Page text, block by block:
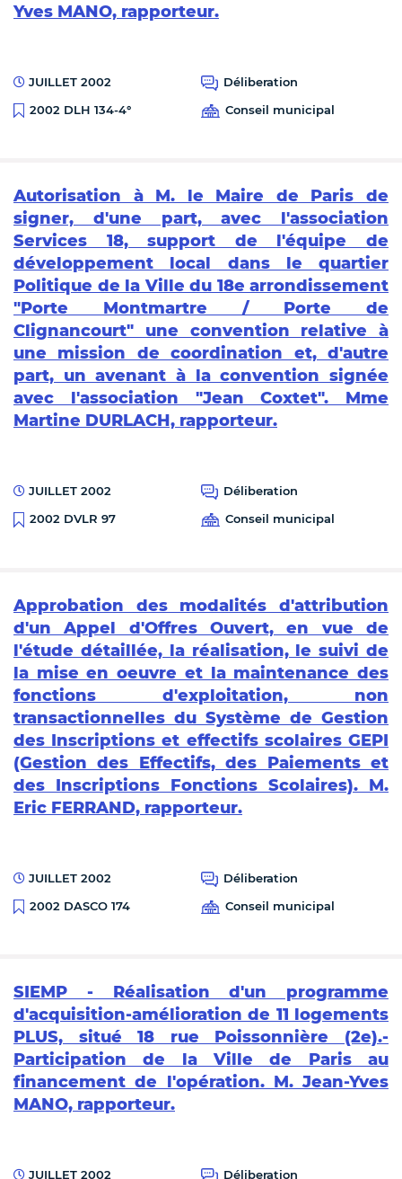
Yves MANO, rapporteur.
JUILLET 2002
Déliberation
2002 DLH 134-4°
Conseil municipal
Autorisation à M. le Maire de Paris de
signer, d'une part, avec l'association
Services 18, support de l'équipe de
développement local dans le quartier
Politique de la Ville du 18e arrondissement
"Porte Montmartre / Porte de
Clignancourt" une convention relative à
une mission de coordination et, d'autre
part, un avenant à la convention signée
avec l'association "Jean Coxtet". Mme
Martine DURLACH, rapporteur.
JUILLET 2002
Déliberation
2002 DVLR 97
Conseil municipal
Approbation des modalités d'attribution
d'un Appel d'Offres Ouvert, en vue de
l'étude détaillée, la réalisation, le suivi de
la mise en oeuvre et la maintenance des
fonctions d'exploitation, non
transactionnelles du Système de Gestion
des Inscriptions et effectifs scolaires GEPI
(Gestion des Effectifs, des Paiements et
des Inscriptions Fonctions Scolaires). M.
Eric FERRAND, rapporteur.
JUILLET 2002
Déliberation
2002 DASCO 174
Conseil municipal
SIEMP - Réalisation d'un programme
d'acquisition-amélioration de 11 logements
PLUS, situé 18 rue Poissonnière (2e).-
Participation de la Ville de Paris au
financement de l'opération. M. Jean-Yves
MANO, rapporteur.
JUILLET 2002 Déliberation